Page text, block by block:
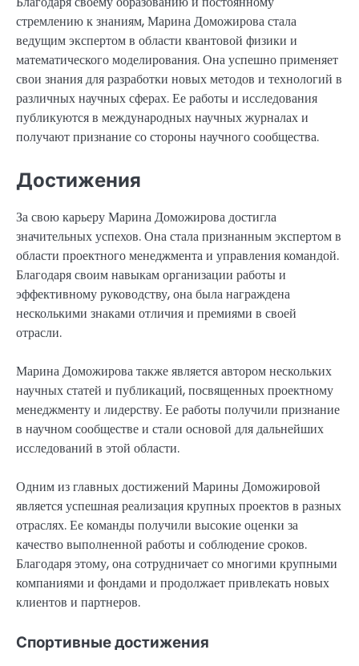
стремлению к знаниям, Марина Доможирова стала
ведущим экспертом в области квантовой физики и
математического моделирования. Она успешно применяет
свои знания для разработки новых методов и технологий в
различных научных сферах. Ее работы и исследования
публикуются в международных научных журналах и
получают признание со стороны научного сообщества.
Достижения
За свою карьеру Марина Доможирова достигла
значительных успехов. Она стала признанным экспертом в
области проектного менеджмента и управления командой.
Благодаря своим навыкам организации работы и
эффективному руководству, она была награждена
несколькими знаками отличия и премиями в своей
отрасли.
Марина Доможирова также является автором нескольких
научных статей и публикаций, посвященных проектному
менеджменту и лидерству. Ее работы получили признание
в научном сообществе и стали основой для дальнейших
исследований в этой области.
Одним из главных достижений Марины Доможировой
является успешная реализация крупных проектов в разных
отраслях. Ее команды получили высокие оценки за
качество выполненной работы и соблюдение сроков.
Благодаря этому, она сотрудничает со многими крупными
компаниями и фондами и продолжает привлекать новых
клиентов и партнеров.
Спортивные достижения